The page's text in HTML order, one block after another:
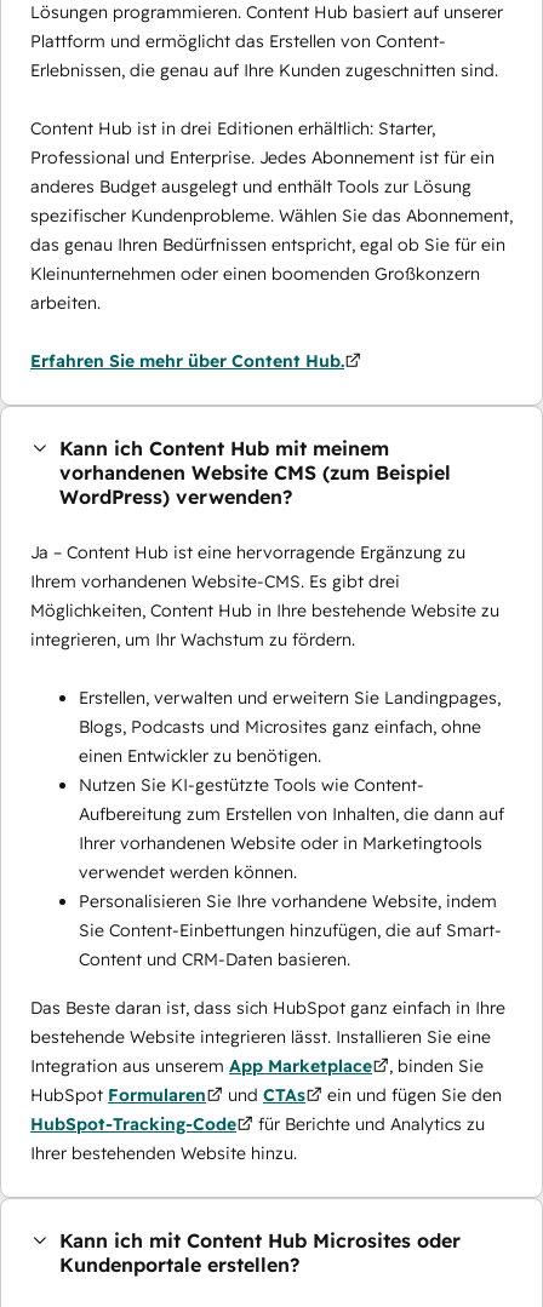
Lösungen programmieren. Content Hub basiert auf unserer
Plattform und ermöglicht das Erstellen von Content-
Erlebnissen, die genau auf Ihre Kunden zugeschnitten sind.
Content Hub ist in drei Editionen erhältlich: Starter,
Professional und Enterprise. Jedes Abonnement ist für ein
anderes Budget ausgelegt und enthält Tools zur Lösung
spezifischer Kundenprobleme. Wählen Sie das Abonnement,
das genau Ihren Bedürfnissen entspricht, egal ob Sie für ein
Kleinunternehmen oder einen boomenden Großkonzern
arbeiten.
Erfahren Sie mehr über Content Hub.
Kann ich Content Hub mit meinem
vorhandenen Website CMS (zum Beispiel
WordPress) verwenden?
Ja – Content Hub ist eine hervorragende Ergänzung zu
Ihrem vorhandenen Website-CMS. Es gibt drei
Möglichkeiten, Content Hub in Ihre bestehende Website zu
integrieren, um Ihr Wachstum zu fördern.
Erstellen, verwalten und erweitern Sie Landingpages,
Blogs, Podcasts und Microsites ganz einfach, ohne
einen Entwickler zu benötigen.
Nutzen Sie KI-gestützte Tools wie Content-
Aufbereitung zum Erstellen von Inhalten, die dann auf
Ihrer vorhandenen Website oder in Marketingtools
verwendet werden können.
Personalisieren Sie Ihre vorhandene Website, indem
Sie Content-Einbettungen hinzufügen, die auf Smart-
Content und CRM-Daten basieren.
Das Beste daran ist, dass sich HubSpot ganz einfach in Ihre
bestehende Website integrieren lässt. Installieren Sie eine
Integration aus unserem App Marketplace
, binden Sie
HubSpot Formularen und CTAs
ein und fügen Sie den
HubSpot-Tracking-Code
für Berichte und Analytics zu
Ihrer bestehenden Website hinzu.
Kann ich mit Content Hub Microsites oder
Kundenportale erstellen?